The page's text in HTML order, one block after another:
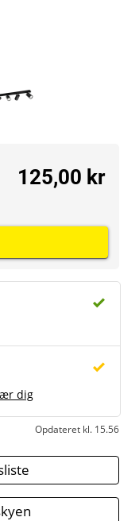
dig
Opdateret kl. 15.56
125,00 kr